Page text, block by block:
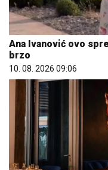
Ana Ivanović ovo
brzo
10. 08. 2026 09:06